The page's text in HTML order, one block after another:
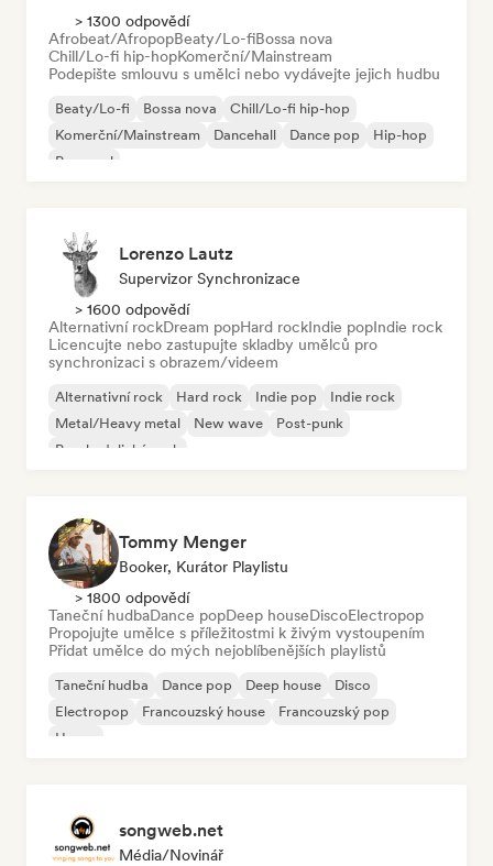
> 1300 odpovědí
Afrobeat/AfropopBeaty/Lo-fiBossa nova
Chill/Lo-fi hip-hopKomerční/Mainstream
Podepište smlouvu s umělci nebo vydávejte jejich hudbu
Beaty/Lo-fi Bossa nova
Chill/Lo-fi hip-hop
Komerční/Mainstream
Dancehall Dance pop
Hip-hop
Pop-soul
Lorenzo Lautz
Supervizor Synchronizace
> 1600 odpovědí
Alternativní rockDream popHard rockIndie popIndie rock
Licencujte nebo zastupujte skladby umělců pro
synchronizaci s obrazem/videem
Alternativní rock Hard rock Indie pop
Indie rock
Metal/Heavy metal
New wave
Post-punk
Psychedelický rock
Tommy Menger
Booker, Kurátor Playlistu
> 1800 odpovědí
Taneční hudbaDance popDeep houseDiscoElectropop
Propojujte umělce s příležitostmi k živým vystoupením
Přidat umělce do mých nejoblíbenějších playlistů
Taneční hudba Dance pop Deep house
Disco
Electropop
Francouzský house
Francouzský pop
House
songweb.net
Média/novinář